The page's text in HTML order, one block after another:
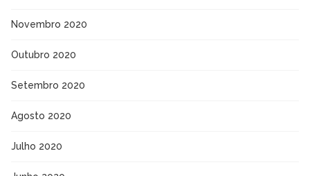
Novembro 2020
Outubro 2020
Setembro 2020
Agosto 2020
Julho 2020